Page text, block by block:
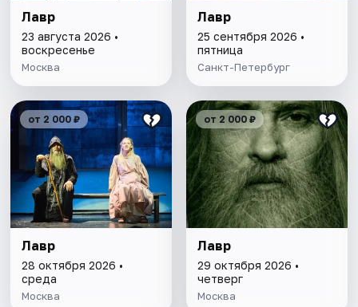
Лавр
23 августа 2026 •
воскресенье
Москва
Лавр
25 сентября 2026 •
пятница
Санкт-Петербург
от 2 000 ₽
Лавр
28 октября 2026 •
среда
Москва
от 2 000 ₽
Лавр
29 октября 2026 •
четверг
Москва